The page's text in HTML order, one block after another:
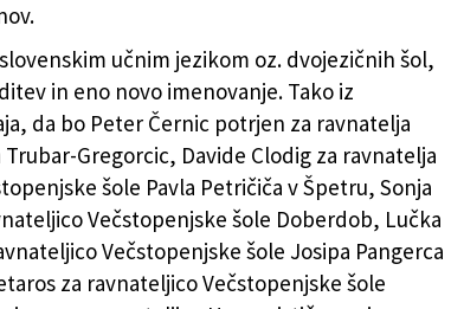
učnim jezikom oz. dvojezičnih šol,
in eno novo imenovanje. Tako iz
da bo Peter Černic potrjen za ravnatelja
Gregorcic, Davide Clodig za ravnatelja
šole Pavla Petričiča v Špetru, Sonja
Večstopenjske šole Doberdob, Lučka
Večstopenjske šole Josipa Pangerca
za ravnateljico Večstopenjske šole